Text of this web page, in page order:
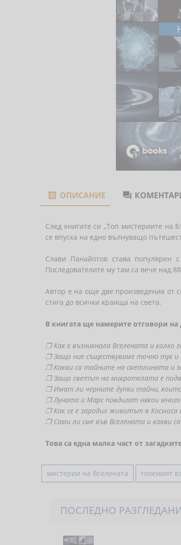
 ОПИСАНИЕ 
След книгите си „Топ мистериите на
се впуска на едно вълнуващо
Слави Панайотов става популярен
Последователите му там са вече над
Автор е на още две произведения от
стига до всички краища на света.
В книгата ще намерите отговори на
❐Как е възникнала Вселената и колко
❐Защо ние съществуваме точно тук и
❐Какви са тайните на светлината и
❐Защо светът на микротелата е
❐Имат ли черните дупки тайни,
❐Луната и Марс повдигат някои
❐Как се е зародил животът в Космоса
❐Сами ли сме във Вселената и какви
Това са една малка част от
мистерии на Вселената големият
ПОСЛЕДНО РАЗГЛЕДАНИ